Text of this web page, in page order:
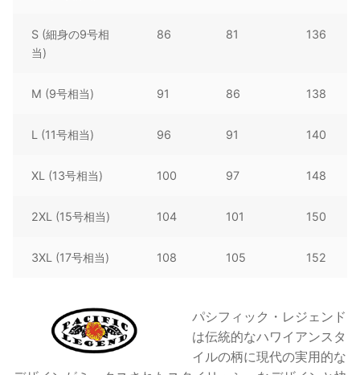
S (細身の9号相
当)
86 81 136
M (9号相当) 91 86 138
L (11号相当) 96 91 140
XL (13号相当) 100 97 148
2XL (15号相当) 104 101 150
3XL (17号相当) 108 105 152
パシフィック・レジェンド
は伝統的なハワイアンスタ
イルの柄に現代の実用的な